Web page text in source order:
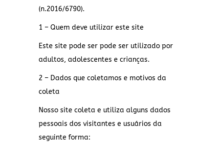
(n.2016/6790).
1 – Quem deve utilizar este site
Este site pode ser pode ser utilizado por
adultos, adolescentes e crianças.
2 – Dados que coletamos e motivos da
coleta
Nosso site coleta e utiliza alguns dados
pessoais dos visitantes e usuários da
seguinte forma: